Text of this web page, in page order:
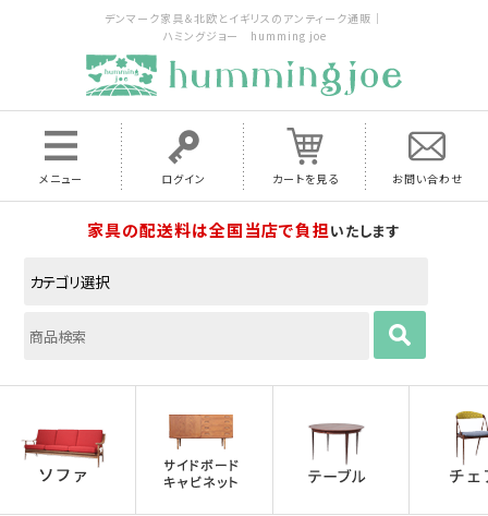
デンマーク家具＆北欧とイギリスのアンティーク通販｜
ハミングジョー humming joe
メニュー ログイン カートを見る お問い合わせ
家具の配送料は全国当店で負担いたします